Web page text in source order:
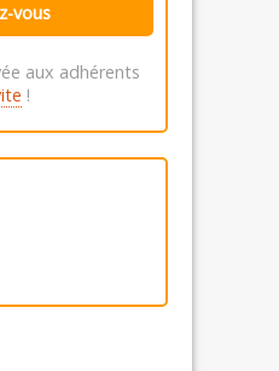
vous
aux adhérents
!